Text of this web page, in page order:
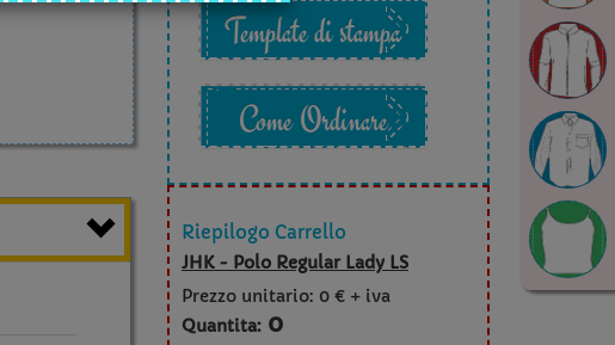
Template di stampa
Come Ordinare
Riepilogo Carrello
JHK - Polo Regular Lady LS
Prezzo unitario: 0 € + iva
Quantita: 0